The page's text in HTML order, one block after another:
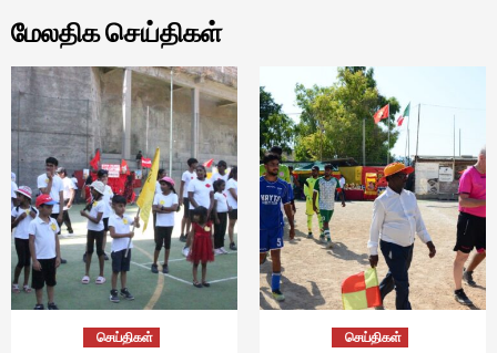
மேலதிக செய்திகள்
செய்திகள்
செய்திகள்